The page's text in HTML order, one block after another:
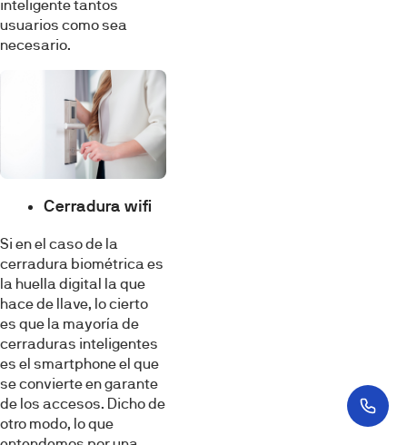
inteligente tantos
usuarios como sea
necesario.
Cerradura wifi
Si en el caso de la
cerradura biométrica es
la huella digital la que
hace de llave, lo cierto
es que la mayoría de
cerraduras inteligentes
es el smartphone el que
se convierte en garante
de los accesos. Dicho de
otro modo, lo que